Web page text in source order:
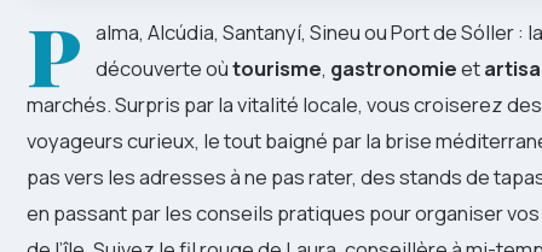
P alma, Alcúdia, Santanyí, Sineu ou Port de Sóller :
découverte oùtourisme, gastronomieet
marchés. Surpris par la vitalité locale, vous croiserez
voyageurs curieux, le tout baigné par la brise
pas vers les adresses à ne pas rater, des stands de
en passant par les conseils pratiques pour organiser vos